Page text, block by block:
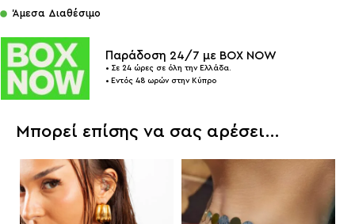
Άμεσα Διαθέσιμο
Παράδοση 24/7 με BOX NOW
• Σε 24 ώρες σε όλη την Ελλάδα.
• Εντός 48 ωρών στην Κύπρο
Μπορεί επίσης να σας αρέσει…